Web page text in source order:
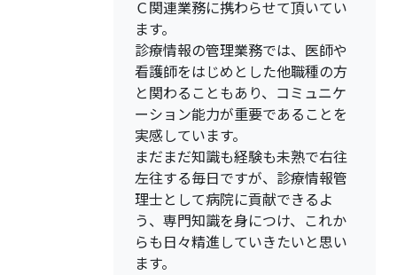
Ｃ関連業務に携わらせて頂いてい
ます。
診療情報の管理業務では、医師や
看護師をはじめとした他職種の方
と関わることもあり、コミュニケ
ーション能力が重要であることを
実感しています。
まだまだ知識も経験も未熟で右往
左往する毎日ですが、診療情報管
理士として病院に貢献できるよ
う、専門知識を身につけ、これか
らも日々精進していきたいと思い
ます。